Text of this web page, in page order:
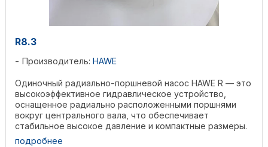
R8.3
Производитель: HAWE
Одиночный радиально-поршневой насос HAWE R — это
высокоэффективное гидравлическое устройство,
оснащенное радиально расположенными поршнями
вокруг центрального вала, что обеспечивает
стабильное высокое давление и компактные размеры.
Изготовленный из ...
подробнее